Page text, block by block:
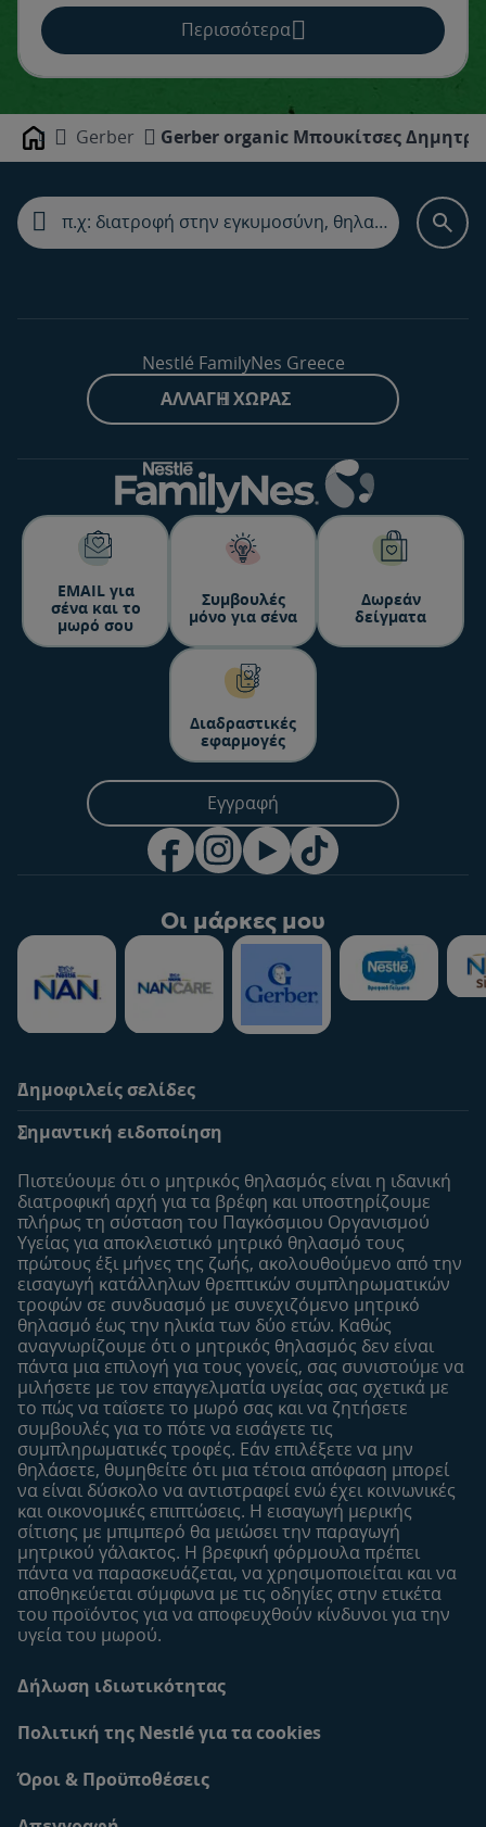
Περισσότερα
Home Gerber Gerber organic Μπουκίτσες
Nestlé FamilyNes Greece
ΑΛΛΑΓΉ ΧΏΡΑΣ
ΕΜΑΙL για
σένα και το
μωρό σου
Συμβουλές
μόνο για σένα
Δωρεάν
δείγματα
Διαδραστικές
εφαρμογές
Εγγραφή
Οι μάρκες μου
Δημοφιλείς σελίδες
Οι Ειδικοί μας
Συχνές ερωτήσεις
Αναζήτηση
Επικοινώνησε μαζί μας
Σχετικά με εμάς
Η σελίδα μου
Το προφίλ μου
Είσοδος/Εγγραφή
Προϊόντα
Εύρεση προϊόντος
Οι μάρκες μου
Εύρεση καταστήματος
Δείγματα
Σημαντική ειδοποίηση
Πιστεύουμε ότι ο μητρικός θηλασμός είναι η ιδανική
διατροφική αρχή για τα βρέφη και υποστηρίζουμε
πλήρως τη σύσταση του Παγκόσμιου Οργανισμού
Υγείας για αποκλειστικό μητρικό θηλασμό τους
πρώτους έξι μήνες της ζωής, ακολουθούμενo από την
εισαγωγή κατάλληλων θρεπτικών συμπληρωματικών
τροφών σε συνδυασμό με συνεχιζόμενο μητρικό
θηλασμό έως την ηλικία των δύο ετών. Καθώς
αναγνωρίζουμε ότι ο μητρικός θηλασμός δεν είναι
πάντα μια επιλογή για τους γονείς, σας συνιστούμε να
μιλήσετε με τον επαγγελματία υγείας σας σχετικά με
το πώς να ταΐσετε το μωρό σας και να ζητήσετε
συμβουλές για το πότε να εισάγετε τις
συμπληρωματικές τροφές. Εάν επιλέξετε να μην
θηλάσετε, θυμηθείτε ότι μια τέτοια απόφαση μπορεί
να είναι δύσκολο να αντιστραφεί ενώ έχει κοινωνικές
και οικονομικές επιπτώσεις. Η εισαγωγή μερικής
σίτισης με μπιμπερό θα μειώσει την παραγωγή
μητρικού γάλακτος. Η βρεφική φόρμουλα πρέπει
πάντα να παρασκευάζεται, να χρησιμοποιείται και να
αποθηκεύεται σύμφωνα με τις οδηγίες στην ετικέτα
του προϊόντος για να αποφευχθούν κίνδυνοι για την
υγεία του μωρού.
Δήλωση ιδιωτικότητας
Πολιτική της Nestlé για τα cookies
Όροι & Προϋποθέσεις